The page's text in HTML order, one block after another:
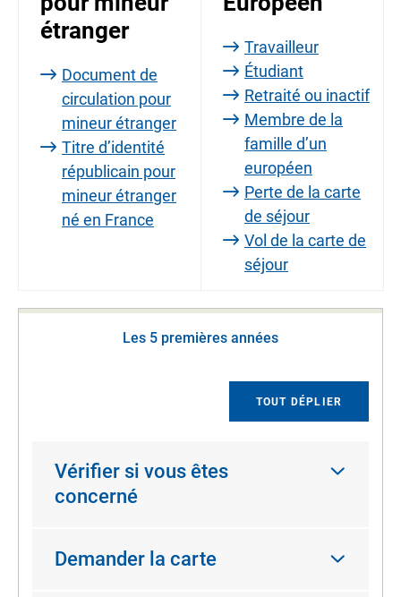
étranger
Document de
circulation pour
mineur étranger
Titre d’identité
républicain pour
mineur étranger
né en France
Travailleur
Étudiant
Retraité ou inactif
Membre de la
famille d’un
européen
Perte de la carte
de séjour
Vol de la carte de
séjour
Les 5 premières années
TOUT DÉPLIER
Vérifier si vous êtes
concerné
Demander la carte